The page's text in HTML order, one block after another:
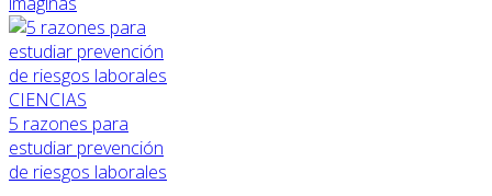
CIENCIAS
5 razones para
estudiar prevención
de riesgos laborales